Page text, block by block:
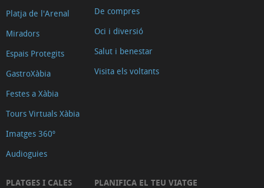
Platja de l'Arenal
Miradors
Espais Protegits
GastroXàbia
Festes a Xàbia
Tours Virtuals Xàbia
Imatges 360º
Audioguies
De compres
Oci i diversió
Salut i benestar
Visita els voltants
PLATGES I CALES PLANIFICA EL TEU VIATGE